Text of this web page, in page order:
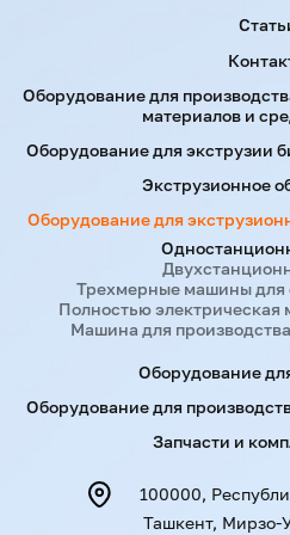
Максимальный размер
формы, мм
Мощность нагрева
Размер стола Ш*В, мм
Размер машины
Д*Ш*В, м
Суммарная мощность,
Оборудование для
материалов и
Оборудование для экструзии
Экструзионное
Оборудование для
Трехмерные машины для
Полностью
Машина для
Оборудование
Оборудование для
Запчасти и
100000,
Ташкент, Мирзо-